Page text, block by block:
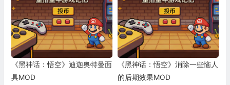
《黑神话：悟空》迪迦奥特曼面
具MOD
《黑神话：悟空》消除一些恼人
的后期效果MOD